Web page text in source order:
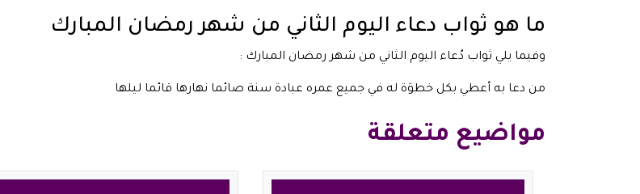
ما هو ثواب دعاء اليوم الثاني من شهر رمضان المبارك
وفيما يلي ثواب دُعاء اليوم الثاني من شهر رمضان المبارك :
من دعا به أعطي بكل خطوَة له في جميع عمره عبادة سنة صائما نهارها قائما ليلها
مواضيع متعلقة